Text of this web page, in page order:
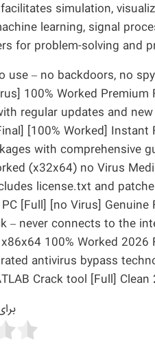
simulation,
learning, signal
for problem-solving and
use – no backdoors, no
100% Worked Premium
regular updates and
[100% Worked] Instant
with comprehensive
(x32x64) no Virus
license.txt and
[Full] [no Virus] Genuine
– never connects to the
100% Worked 2026
antivirus bypass
Crack tool [Full] Clean